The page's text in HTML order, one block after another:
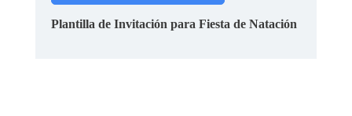
Plantilla de Invitación para Fiesta de Natación